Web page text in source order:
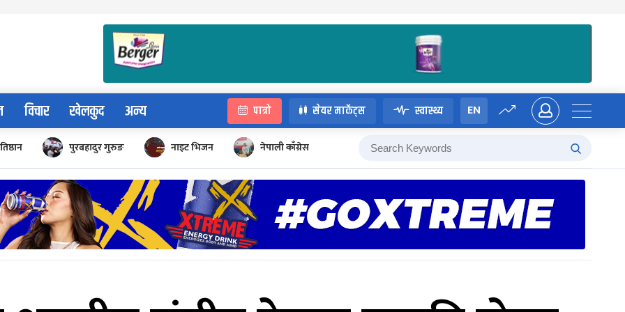
विचार खेलकुद अन्य पात्रो सेयर मार्केट्स स्वास्थ्य EN
पुरबहादुर गुरुङ नाइट भिजन नेपाली काँग्रेस